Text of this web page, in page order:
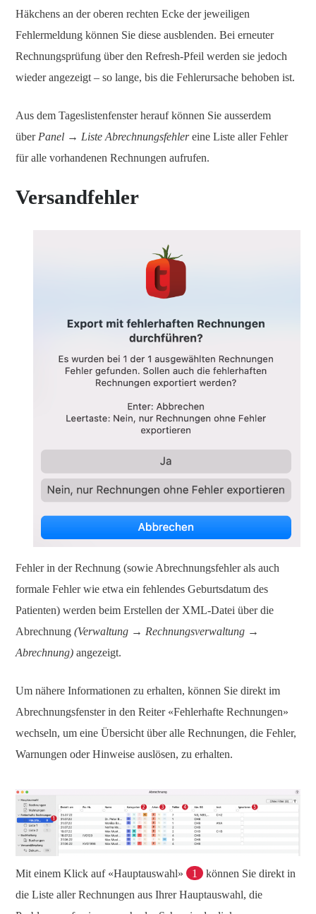
Häkchens an der oberen rechten Ecke der jeweiligen
Fehlermeldung können Sie diese ausblenden. Bei erneuter
Rechnungsprüfung über den Refresh-Pfeil werden sie jedoch
wieder angezeigt – so lange, bis die Fehlerursache behoben ist.
Aus dem Tageslistenfenster herauf können Sie ausserdem
über Panel → Liste Abrechnungsfehlereine Liste aller Fehler
für alle vorhandenen Rechnungen aufrufen.
Versandfehler
Fehler in der Rechnung (sowie Abrechnungsfehler als auch
formale Fehler wie etwa ein fehlendes Geburtsdatum des
Patienten) werden beim Erstellen der XML-Datei über die
Abrechnung (Verwaltung → Rechnungsverwaltung →
Abrechnung) angezeigt.
Um nähere Informationen zu erhalten, können Sie direkt im
Abrechnungsfenster in den Reiter «Fehlerhafte Rechnungen»
wechseln, um eine Übersicht über alle Rechnungen, die Fehler,
Warnungen oder Hinweise auslösen, zu erhalten.
Mit einem Klick auf «Hauptauswahl» 1
können Sie direkt in
die Liste aller Rechnungen aus Ihrer Hauptauswahl, die